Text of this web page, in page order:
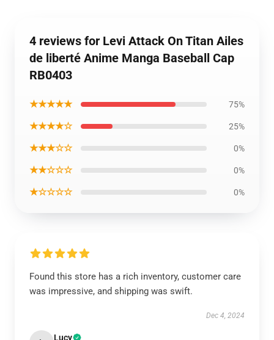
4 reviews for Levi Attack On Titan Ailes
de liberté Anime Manga Baseball Cap
RB0403
★★★★★ 75%
★★★★☆ 25%
★★★☆☆ 0%
★★☆☆☆ 0%
★☆☆☆☆ 0%
Found this store has a rich inventory, customer care
was impressive, and shipping was swift.
Dec 4, 2024
Lucy